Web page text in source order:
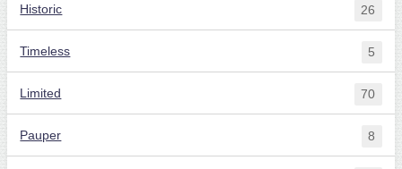
Historic 26
Timeless 5
Limited 70
Pauper 8